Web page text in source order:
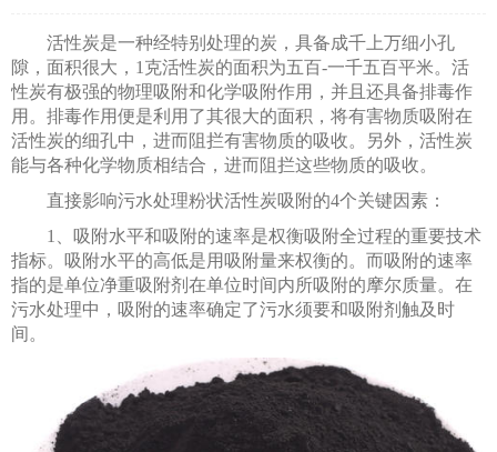
活性炭是一种经特别处理的炭，具备成千上万细小孔
隙，面积很大，1克活性炭的面积为五百-一千五百平米。活
性炭有极强的物理吸附和化学吸附作用，并且还具备排毒作
用。排毒作用便是利用了其很大的面积，将有害物质吸附在
活性炭的细孔中，进而阻拦有害物质的吸收。另外，活性炭
能与各种化学物质相结合，进而阻拦这些物质的吸收。
直接影响污水处理粉状活性炭吸附的4个关键因素：
1、吸附水平和吸附的速率是权衡吸附全过程的重要技术
指标。吸附水平的高低是用吸附量来权衡的。而吸附的速率
指的是单位净重吸附剂在单位时间内所吸附的摩尔质量。在
污水处理中，吸附的速率确定了污水须要和吸附剂触及时
间。